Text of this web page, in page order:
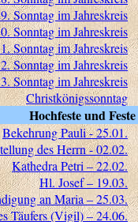
Sonntag im Jahreskreis
Sonntag im Jahreskreis
Sonntag im Jahreskreis
Sonntag im Jahreskreis
Sonntag im Jahreskreis
Christkönigssonntag
Hochfeste und Feste
Bekehrung Pauli - 25.01.
des Herrn - 02.02.
Kathedra Petri – 22.02.
Hl. Josef – 19.03.
an Maria – 25.03.
Täufers (Vigil) – 24.06.